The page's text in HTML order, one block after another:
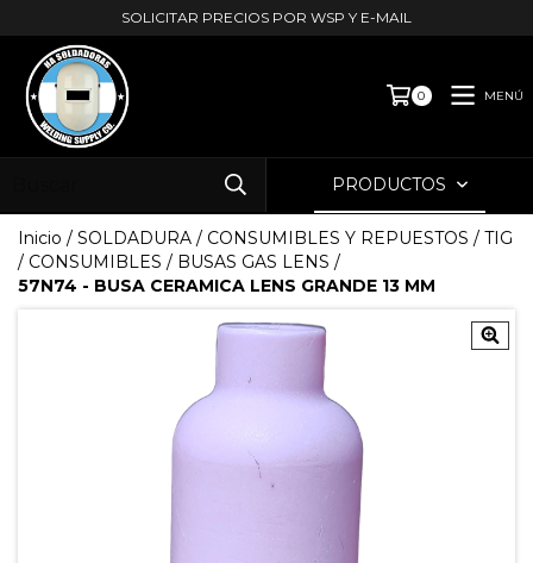
SOLICITAR PRECIOS POR WSP Y E-MAIL
0 MENÚ
PRODUCTOS
Inicio / SOLDADURA / CONSUMIBLES Y REPUESTOS / TIG
/ CONSUMIBLES / BUSAS GAS LENS /
57N74 - BUSA CERAMICA LENS GRANDE 13 MM